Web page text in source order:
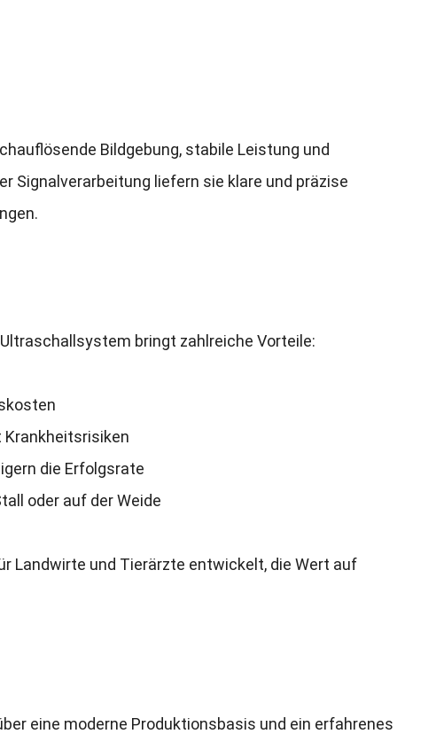
Bildgebung, stabile Leistung und
Signalverarbeitung liefern sie klare und präzise
.
bringt zahlreiche Vorteile:
Krankheitsrisiken
die Erfolgsrate
oder auf der Weide
Landwirte und Tierärzte entwickelt, die Wert auf
eine moderne Produktionsbasis und ein erfahrenes